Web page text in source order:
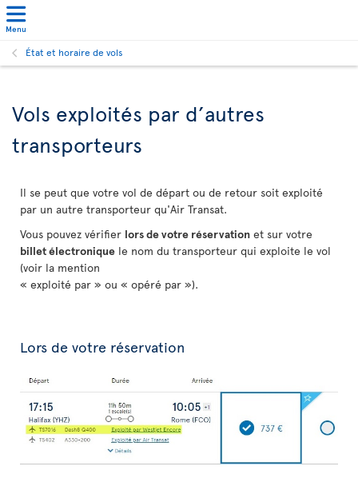
Menu
État et horaire de vols
Vols exploités par d’autres
transporteurs
Il se peut que votre vol de départ ou de retour soit exploité
par un autre transporteur qu'Air Transat.
Vous pouvez vérifier lors de votre réservation et sur votre
billet électronique le nom du transporteur qui exploite le vol
(voir la mention
« exploité par » ou « opéré par »).
Lors de votre réservation